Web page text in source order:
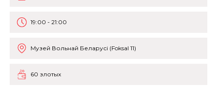
19:00 - 21:00
Музей Вольнай Беларусі (Foksal 11)
60 злотых